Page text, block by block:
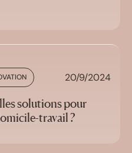
20/9/2024
solutions pour
travail ?